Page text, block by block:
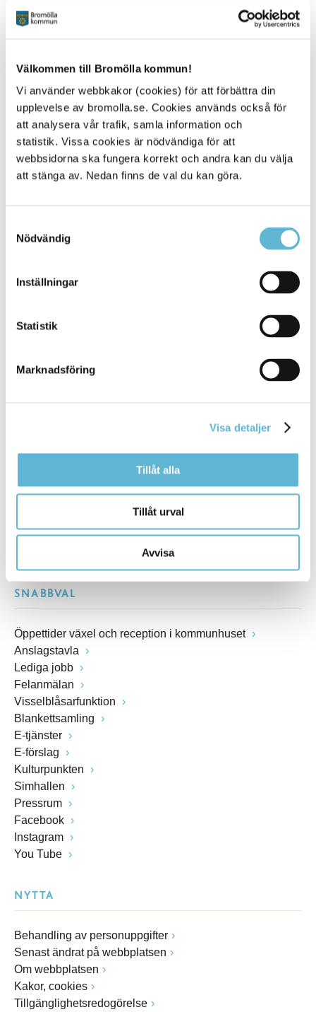
Välkommen till Bromölla kommun!
Vi använder webbkakor (cookies) för att förbättra din
upplevelse av bromolla.se. Cookies används också för
att analysera vår trafik, samla information och
statistik. Vissa cookies är nödvändiga för att
webbsidorna ska fungera korrekt och andra kan du välja
att stänga av. Nedan finns de val du kan göra.
Nödvändig
Inställningar
Statistik
Marknadsföring
Visa detaljer
Tillåt alla
Tillåt urval
Avvisa
Kontakt
0456-82 25 07
Sidan senast uppdaterad:den 11 January 2019
KONTAKT
Besöksadress
kommunstyrelsen@bromolla.se
www.bromolla.se
Fax: 0456-82 22 00
SNABBVAL
Öppettider växel och reception i kommunhuset
Anslagstavla
Lediga jobb
Felanmälan
Visselblåsarfunktion
Blankettsamling
E-tjänster
E-förslag
Kulturpunkten
Simhallen
Pressrum
Facebook
Instagram
You Tube
NYTTA
Behandling av personuppgifter
Senast ändrat på webbplatsen
Om webbplatsen
Kakor, cookies
Tillgänglighetsredogörelse